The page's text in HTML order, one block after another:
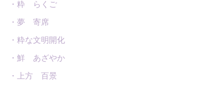
・粋 らくご
・夢 寄席
・粋な文明開化
・鮮 あざやか
・上方 百景